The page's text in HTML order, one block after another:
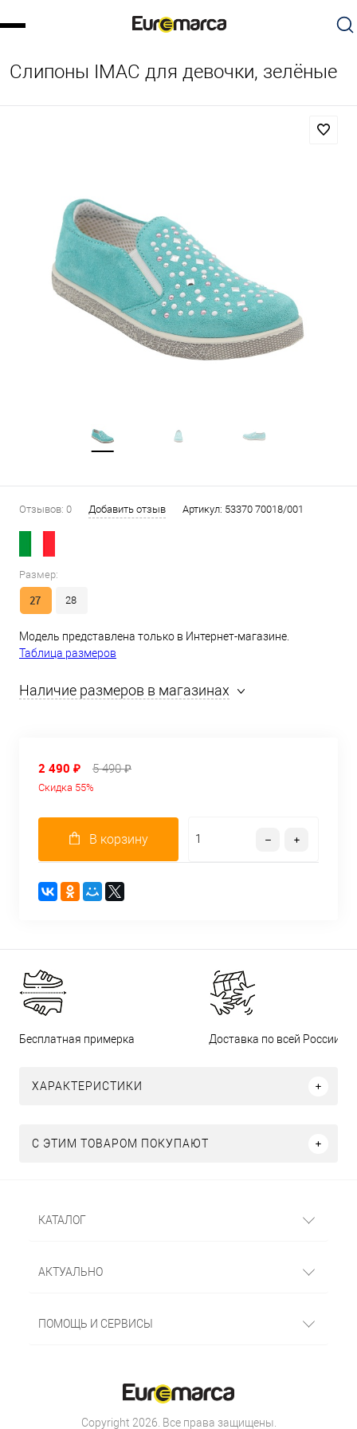
Слипоны IMAC для девочки, зелёные
Отзывов: 0 Добавить отзыв Артикул: 53370 70018/001
Размер:
27 28
Модель представлена только в Интернет-магазине.
Таблица размеров
Наличие размеров в магазинах
2 490 ₽ 5 490 ₽
Скидка 55%
В корзину
Бесплатная примерка Доставка по всей России
ХАРАКТЕРИСТИКИ
С ЭТИМ ТОВАРОМ ПОКУПАЮТ
КАТАЛОГ
АКТУАЛЬНО
ПОМОЩЬ И СЕРВИСЫ
Copyright 2026. Все права защищены.